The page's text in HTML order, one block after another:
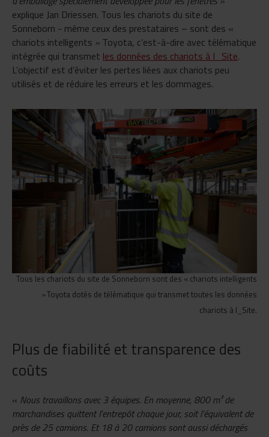
explique Jan Driessen. Tous les chariots du site de
Sonneborn - même ceux des prestataires – sont des «
chariots intelligents » Toyota, c’est-à-dire avec télématique
intégrée qui transmet les données des chariots à I_Site.
L’objectif est d’éviter les pertes liées aux chariots peu
utilisés et de réduire les erreurs et les dommages.
Tous les chariots du site de Sonneborn sont des « chariots intelligents
»Toyota dotés de télématique qui transmet toutes les données
chariots à I_Site.
Plus de fiabilité et transparence des
coûts
« Nous travaillons avec 3 équipes. En moyenne, 800 m² de
marchandises quittent l’entrepôt chaque jour, soit l’équivalent de
près de 25 camions. Et 18 à 20 camions sont aussi déchargés